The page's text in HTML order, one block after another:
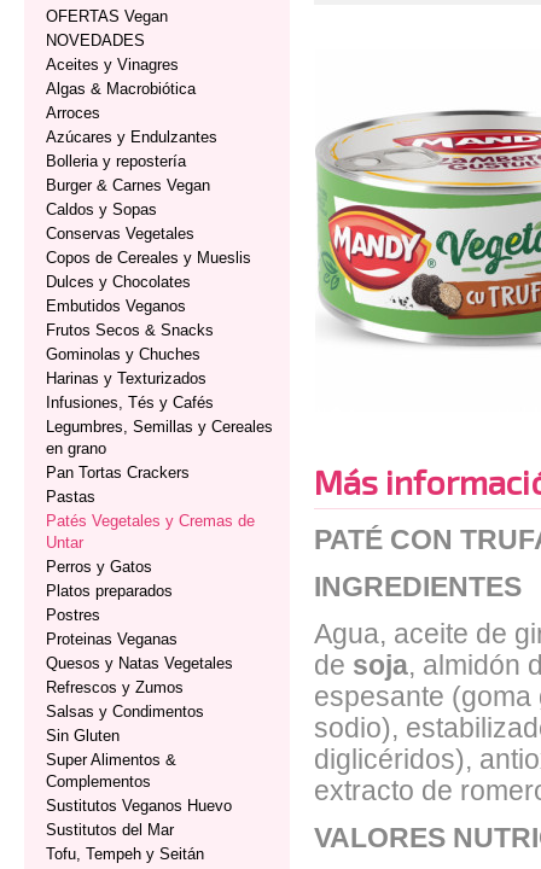
OFERTAS Vegan
NOVEDADES
Aceites y Vinagres
Algas & Macrobiótica
Arroces
Azúcares y Endulzantes
Bolleria y repostería
Burger & Carnes Vegan
Caldos y Sopas
Conservas Vegetales
Copos de Cereales y Mueslis
Dulces y Chocolates
Embutidos Veganos
Frutos Secos & Snacks
Gominolas y Chuches
Harinas y Texturizados
Infusiones, Tés y Cafés
Legumbres, Semillas y Cereales
en grano
Pan Tortas Crackers
Pastas
Patés Vegetales y Cremas de
Untar
Perros y Gatos
Platos preparados
Postres
Proteinas Veganas
Quesos y Natas Vegetales
Refrescos y Zumos
Salsas y Condimentos
Sin Gluten
Super Alimentos &
Complementos
Sustitutos Veganos Huevo
Sustitutos del Mar
Tofu, Tempeh y Seitán
Más
PATÉ CON
INGREDIENTES
Agua, aceite de
de soja, almidón
espesante (goma
sodio),
diglicéridos),
extracto de
VALORES